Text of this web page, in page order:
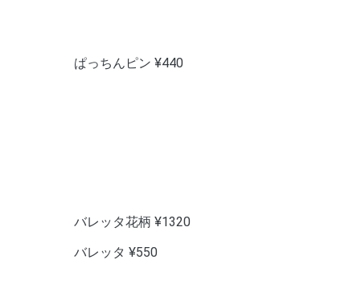
ぱっちんピン ¥440
バレッタ花柄 ¥1320
バレッタ ¥550